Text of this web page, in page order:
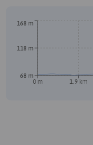
0 m 1.9 km
68 m
118 m
168 m